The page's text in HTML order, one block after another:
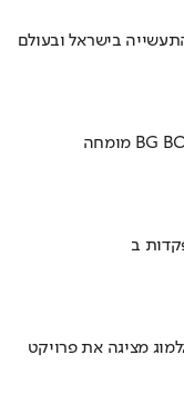
בישראל ובעולם